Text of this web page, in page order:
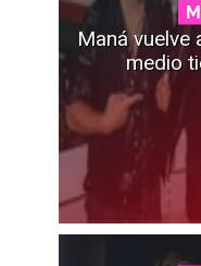
Maná vuelve
medio